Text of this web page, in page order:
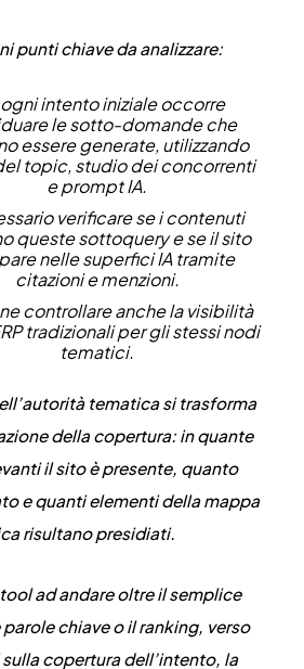
punti chiave da analizzare:
intento iniziale occorre
le sotto-domande che
essere generate, utilizzando
topic, studio dei concorrenti
e prompt IA.
verificare se i contenuti
queste sottoquery e se il sito
nelle superfici IA tramite
citazioni e menzioni.
controllare anche la visibilità
tradizionali per gli stessi nodi
tematici.
tematica si trasforma
della copertura: in quante
il sito è presente, quanto
e quanti elementi della mappa
risultano presidiati.
ad andare oltre il semplice
chiave o il ranking, verso
copertura dell’intento, la